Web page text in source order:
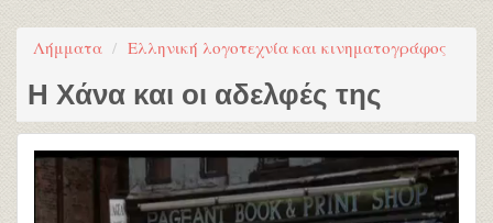
Λήμματα Ελληνική λογοτεχνία και κινηματογράφος
Η Χάνα και οι αδελφές της